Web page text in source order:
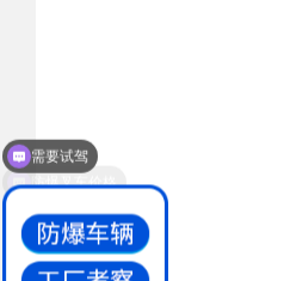
防爆叉车价格